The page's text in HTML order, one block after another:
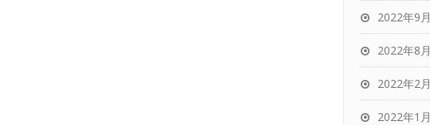
2022年9月
2022年8月
2022年2月
2022年1月